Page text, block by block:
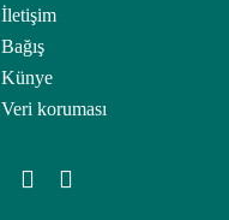
İletişim
Bağış
Künye
Veri koruması